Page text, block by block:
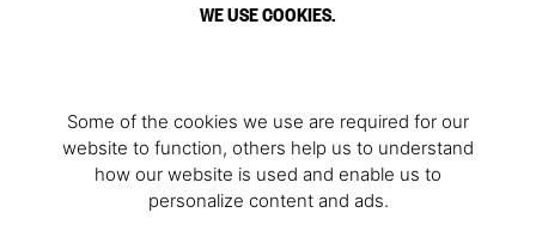
WE USE COOKIES.
Some of the cookies we use are required for our
website to function, others help us to understand
how our website is used and enable us to
personalize content and ads.